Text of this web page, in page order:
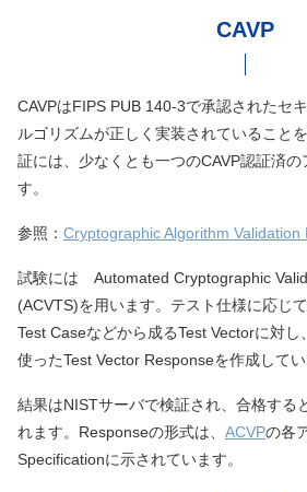
CAVP
CAVPはFIPS PUB 140-3で承認されたセ
ルゴリズムが正しく実装されていること
証には、少なくとも一つのCAVP認証済
す。
参照： Cryptographic Algorithm Validation
試験には Automated Cryptographic
(ACVTS)を用います。テスト仕様に応じ
Test Caseなどから成るTest Vectorに対
使ったTest Vector Responseを作成してい
結果はNISTサーバで検証され、合格する
れます。Responseの形式は、 ACVPの各
Specificationに示されています。